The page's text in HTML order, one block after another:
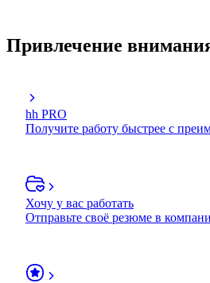
Привлечение
hh PRO
Получите работу быстрее с
Хочу у вас работать
Отправьте своё резюме в